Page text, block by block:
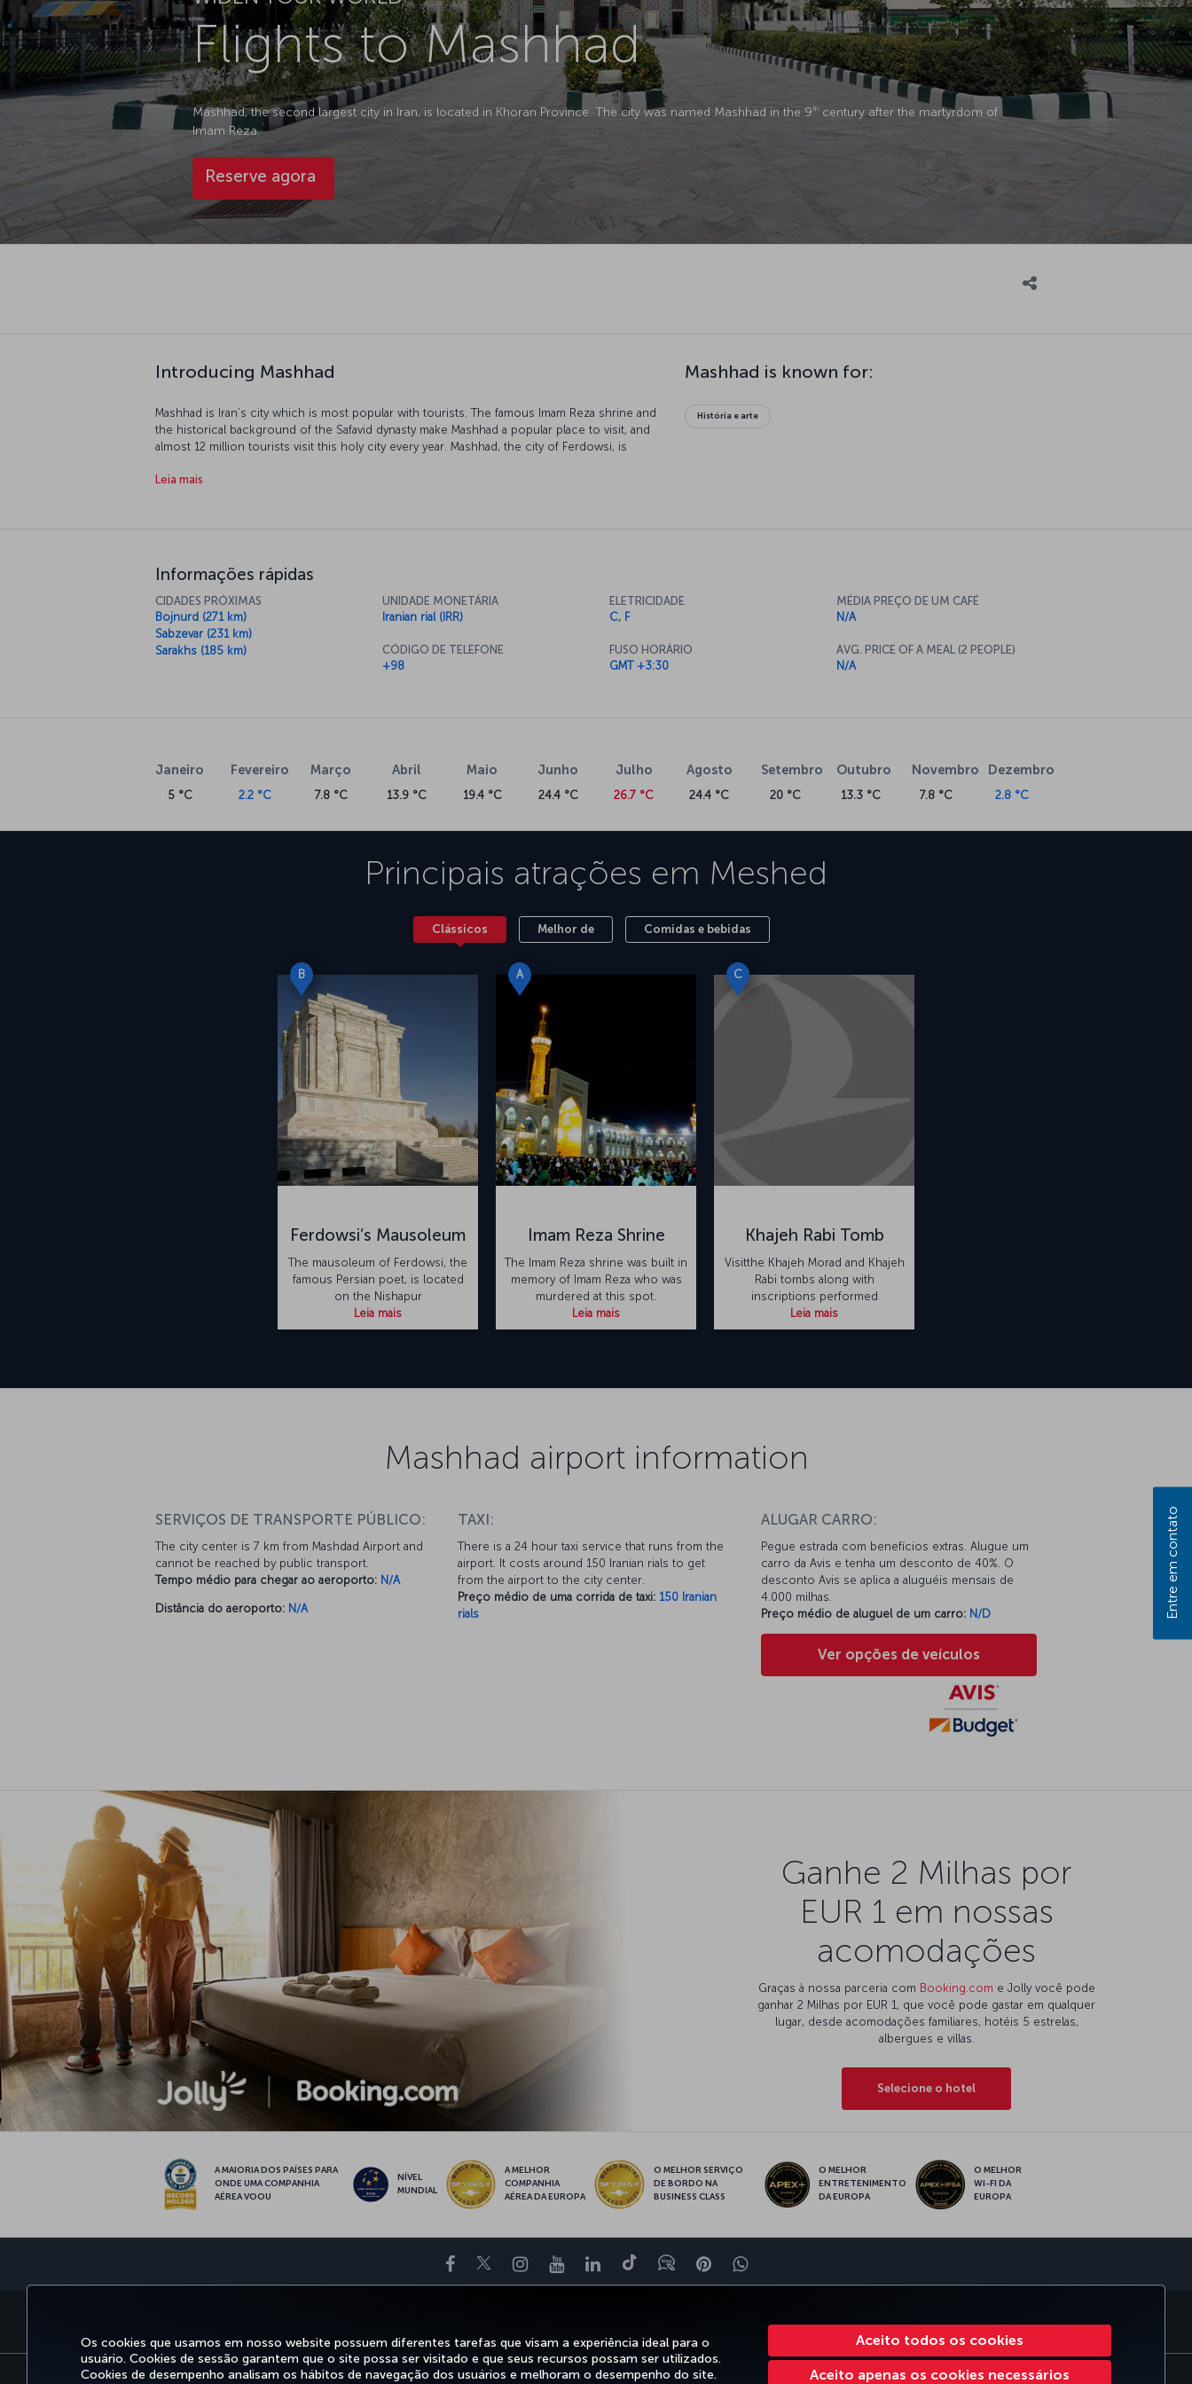
Os cookies que usamos em nosso website possuem diferentes tarefas que visam a experiência ideal para o
usuário. Cookies de sessão garantem que o site possa ser visitado e que seus recursos possam ser utilizados.
Cookies de desempenho analisam os hábitos de navegação dos usuários e melhoram o desempenho do site.
Aceito todos os cookies
Aceito apenas os cookies necessários
Flights to Mashhad
Mashhad, the second largest city in Iran, is located in Khoran Province. The city was named Mashhad in the 9 thcentury after the martyrdom of
Imam Reza.
Reserve agora
Introducing Mashhad
Mashhad is Iran’s city which is most popular with tourists. The famous Imam Reza shrine and
the historical background of the Safavid dynasty make Mashhad a popular place to visit, and
almost 12 million tourists visit this holy city every year. Mashhad, the city of Ferdowsi, is
Leia mais
Mashhad is known for:
História e arte
Informações rápidas
CIDADES PRÓXIMAS
Bojnurd (271 km)
Sabzevar (231 km)
Sarakhs (185 km)
UNIDADE MONETÁRIA
Iranian rial (IRR)
CÓDIGO DE TELEFONE
+98
ELETRICIDADE
C, F
FUSO HORÁRIO
GMT +3:30
MÉDIA PREÇO DE UM CAFÉ
N/A
AVG. PRICE OF A MEAL (2 PEOPLE)
N/A
Janeiro
5 °C
Fevereiro
2.2 °C
Março
7.8 °C
Abril
13.9 °C
Maio
19.4 °C
Junho
24.4 °C
Julho
26.7 °C
Agosto
24.4 °C
Setembro
20 °C
Outubro
13.3 °C
Novembro
7.8 °C
Dezembro
2.8 °C
Principais atrações em Meshed
Clássicos Melhor de Comidas e bebidas
B
Ferdowsi’s Mausoleum
The mausoleum of Ferdowsi, the
famous Persian poet, is located
on the Nishapur
Leia mais
A
Imam Reza Shrine
The Imam Reza shrine was built in
memory of Imam Reza who was
murdered at this spot.
Leia mais
C
Khajeh Rabi Tomb
Visitthe Khajeh Morad and Khajeh
Rabi tombs along with
inscriptions performed
Leia mais
Mashhad airport information
SERVIÇOS DE TRANSPORTE PÚBLICO:
The city center is 7 km from Mashdad Airport and
cannot be reached by public transport.
Tempo médio para chegar ao aeroporto: N/A
Distância do aeroporto: N/A
TAXI:
There is a 24 hour taxi service that runs from the
airport. It costs around 150 Iranian rials to get
from the airport to the city center.
Preço médio de uma corrida de taxi: 150 Iranian
rials
ALUGAR CARRO:
Pegue estrada com benefícios extras. Alugue um
carro da Avis e tenha um desconto de 40%. O
desconto Avis se aplica a aluguéis mensais de
4.000 milhas.
Preço médio de aluguel de um carro: N/D
Ver opções de veículos
Ganhe 2 Milhas por
EUR 1 em nossas
acomodações
Graças à nossa parceria com Booking.com e Jolly você pode
ganhar 2 Milhas por EUR 1, que você pode gastar em qualquer
lugar, desde acomodações familiares, hotéis 5 estrelas,
albergues e villas.
Selecione o hotel
A MAIORIA DOS PAÍSES PARA
ONDE UMA COMPANHIA
AÉREA VOOU
NÍVEL
MUNDIAL
A MELHOR
COMPANHIA
AÉREA DA EUROPA
O MELHOR SERVIÇO
DE BORDO NA
BUSINESS CLASS
O MELHOR
ENTRETENIMENTO
DA EUROPA
O MELHOR
WI-FI DA
EUROPA
Facebook
TwitterInstagram
YouTubeLinkedIn
TiktokBlogPinterestWhatsApp
Entre em contato